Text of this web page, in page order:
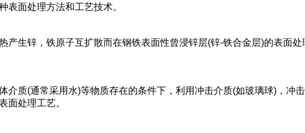
表面处理方法和工艺技术。
产生锌，铁原子互扩散而在钢铁表面性曾浸锌层(锌-铁合金层)的表面处
介质(通常采用水)等物质存在的条件下，利用冲击介质(如玻璃球)，冲
面处理工艺。